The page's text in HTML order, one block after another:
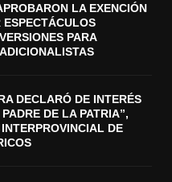
LA EXENCIÓN
ESPECTÁCULOS
PARA
DECLARÓ DE INTERÉS
DE LA PATRIA”,
DE